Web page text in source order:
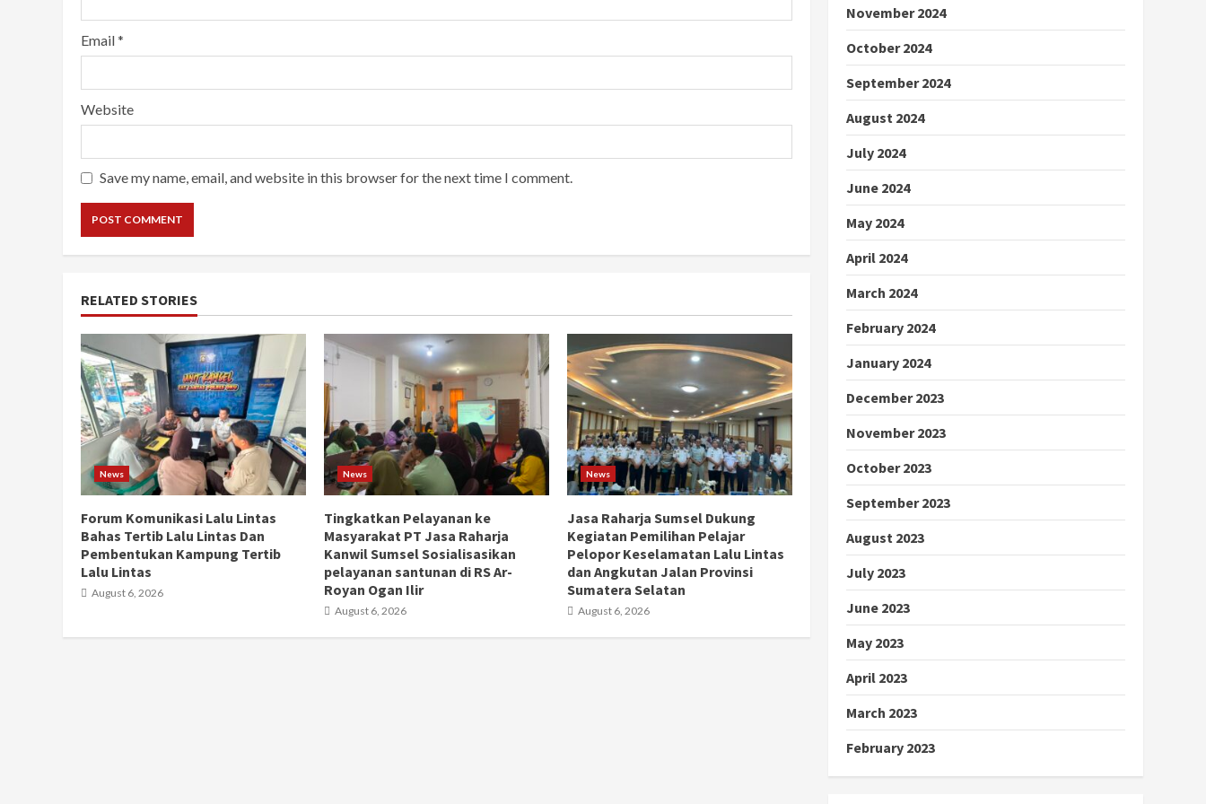
Email*
Website
Save my name, email, and website in this browser for the next time I comment.
RELATED STORIES
News
Forum Komunikasi Lalu Lintas
Bahas Tertib Lalu Lintas Dan
Pembentukan Kampung Tertib
Lalu Lintas
August 6, 2026
News
Tingkatkan Pelayanan ke
Masyarakat PT Jasa Raharja
Kanwil Sumsel Sosialisasikan
pelayanan santunan di RS Ar-
Royan Ogan Ilir
August 6, 2026
News
Jasa Raharja Sumsel Dukung
Kegiatan Pemilihan Pelajar
Pelopor Keselamatan Lalu Lintas
dan Angkutan Jalan Provinsi
Sumatera Selatan
August 6, 2026
November 2024
October 2024
September 2024
August 2024
July 2024
June 2024
May 2024
April 2024
March 2024
February 2024
January 2024
December 2023
November 2023
October 2023
September 2023
August 2023
July 2023
June 2023
May 2023
April 2023
March 2023
February 2023